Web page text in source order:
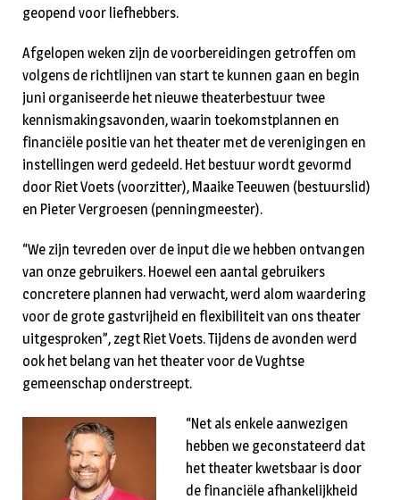
geopend voor liefhebbers.
Afgelopen weken zijn de voorbereidingen getroffen om
volgens de richtlijnen van start te kunnen gaan en begin
juni organiseerde het nieuwe theaterbestuur twee
kennismakingsavonden, waarin toekomstplannen en
financiële positie van het theater met de verenigingen en
instellingen werd gedeeld. Het bestuur wordt gevormd
door Riet Voets (voorzitter), Maaike Teeuwen (bestuurslid)
en Pieter Vergroesen (penningmeester).
“We zijn tevreden over de input die we hebben ontvangen
van onze gebruikers. Hoewel een aantal gebruikers
concretere plannen had verwacht, werd alom waardering
voor de grote gastvrijheid en flexibiliteit van ons theater
uitgesproken”, zegt Riet Voets. Tijdens de avonden werd
ook het belang van het theater voor de Vughtse
gemeenschap onderstreept.
“Net als enkele aanwezigen
hebben we geconstateerd dat
het theater kwetsbaar is door
de financiële afhankelijkheid